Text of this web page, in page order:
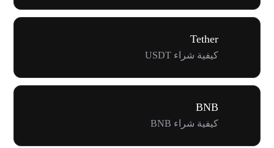
Tether
كيفية شراء USDT
BNB
كيفية شراء BNB